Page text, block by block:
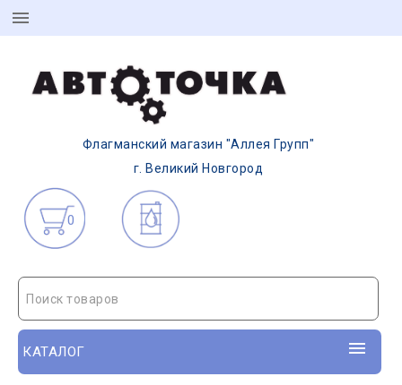
Флагманский магазин "Аллея Групп"
г. Великий Новгород
0
Поиск товаров
КАТАЛОГ